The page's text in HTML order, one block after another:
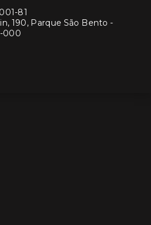
81
190, Parque São Bento -
000